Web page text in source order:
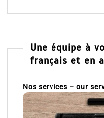
Une équipe à
français et en
Nos services – our